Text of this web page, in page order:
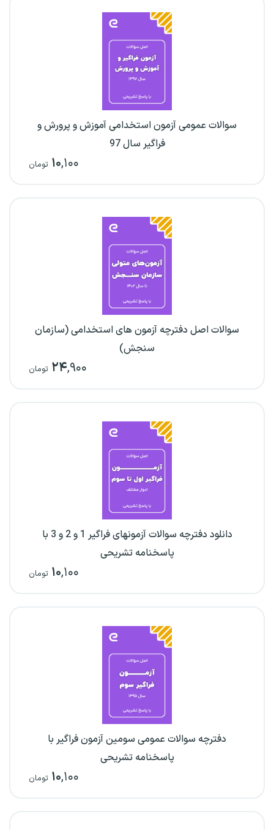
سوالات عمومی آزمون استخدامی آموزش و پرورش و
فراگیر سال 97
۱۰,۱۰۰ تومان
سوالات اصل دفترچه آزمون های استخدامی (سازمان
سنجش)
۲۴,۹۰۰ تومان
دانلود دفترچه سوالات آزمونهای فراگیر 1 و 2 و 3 با
پاسخنامه تشریحی
۱۰,۱۰۰ تومان
دفترچه سوالات عمومی سومین آزمون فراگیر با
پاسخنامه تشریحی
۱۰,۱۰۰ تومان